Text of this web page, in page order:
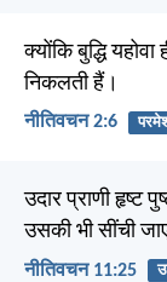
क्योंकि बुद्धि
निकलती हैं।
नीतिवचन 2:6
उदार प्राणी हृष्ट
उसकी भी सींची
नीतिवचन 11:25